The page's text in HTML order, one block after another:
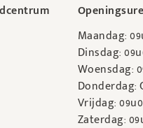
Maandag:
Dinsdag:
Woensdag:
Donderdag:
Vrijdag:
Zaterdag: